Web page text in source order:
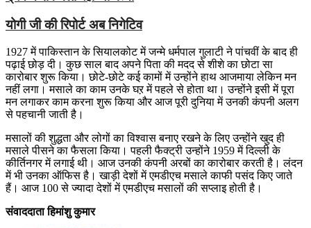
योगी जी की रिपोर्ट अब निगेटिव
1927 में पाकिस्तान के सियालकोट में जन्मे धर्मपाल गुलाटी ने पांचवीं के बाद ही
पढ़ाई छोड़ दी। कुछ साल बाद अपने पिता की मदद से शीशे का छोटा सा
कारोबार शुरू किया। छोटे-छोटे कई कामों में उन्होंने हाथ आजमाया लेकिन मन
नहीं लगा। मसाले का काम उनके घऱ में पहले से होता था। उन्होंने इसी में पूरा
मन लगाकर काम करना शुरू किया और आज पूरी दुनिया में उनकी कंपनी अलग
से पहचानी जाती है।
मसालों की शुद्धता और लोगों का विश्वास बनाए रखने के लिए उन्होंने खुद ही
मसाले पीसने का फैसला किया। पहली फैक्ट्री उन्होंने 1959 में दिल्ली के
कीर्तिनगर में लगाई थी। आज उनकी कंपनी अरबों का कारोबार करती है। लंदन
में भी उनका ऑफिस है। खाड़ी देशों में एमडीएच मसाले काफी पसंद किए जाते
हैं। आज 100 से ज्यादा देशों में एमडीएच मसालों की सप्लाइ होती है।
संवाददाता हिमांशु कुमार